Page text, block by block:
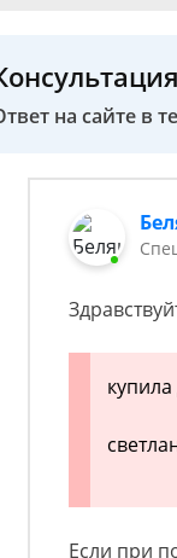
на сайте в
Если при